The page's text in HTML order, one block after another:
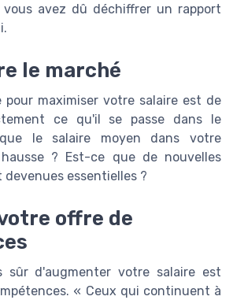
avez dû déchiffrer un rapport
le marché
pour maximiser votre salaire est de
ce qu'il se passe dans le
le salaire moyen dans votre
? Est-ce que de nouvelles
essentielles ?
offre de
sûr d'augmenter votre salaire est
« Ceux qui continuent à